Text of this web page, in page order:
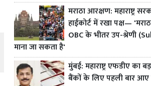
मराठा आरक्षण: महाराष्ट्र
हाईकोर्ट में रखा पक्ष—
OBC के भीतर उप-श्रेणी
माना जा सकता है'
मुंबई: महाराष्ट्र एफडीए का
बैंकों के लिए पहली बार आए